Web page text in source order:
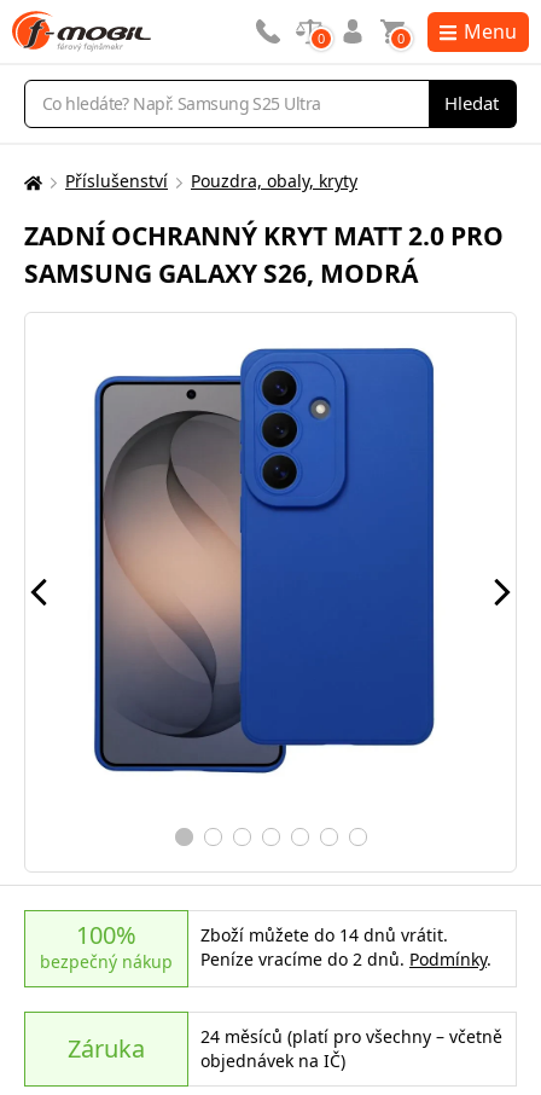
Vyhledávání
Hledat
0 0 Menu
Zde
nacházíte:
Příslušenství Pouzdra, obaly, kryty
ZADNÍ OCHRANNÝ KRYT MATT 2.0 PRO
SAMSUNG GALAXY S26, MODRÁ
100%
bezpečný nákup
Zboží můžete do 14 dnů vrátit.
Peníze vracíme do 2 dnů. Podmínky.
Záruka
24 měsíců (platí pro všechny – včetně
objednávek na IČ)